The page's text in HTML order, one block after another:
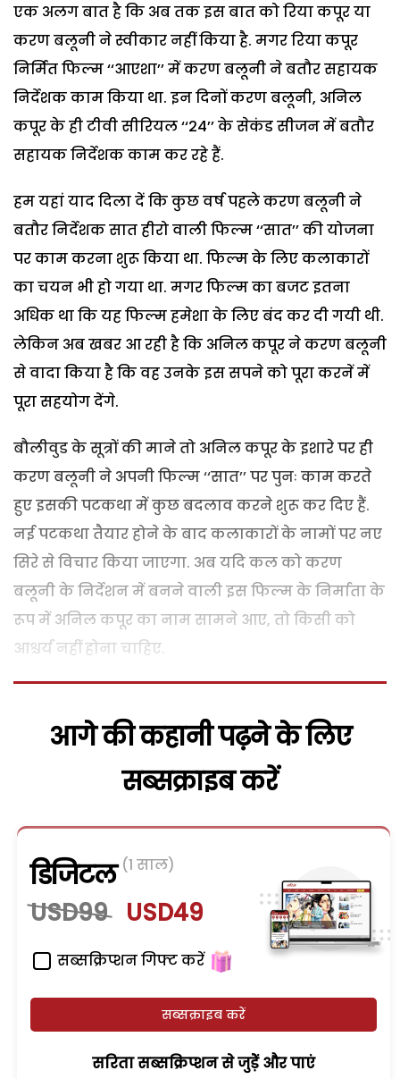
एक अलग बात है कि अब तक इस बात को रिया कपूर या
करण बलूनी ने स्वीकार नहीं किया है. मगर रिया कपूर
निर्मित फिल्म ‘‘आएशा’’ में करण बलूनी ने बतौर सहायक
निर्देशक काम किया था. इन दिनों करण बलूनी, अनिल
कपूर के ही टीवी सीरियल ‘‘24’’ के सेकंड सीजन में बतौर
सहायक निर्देशक काम कर रहे हैं.
हम यहां याद दिला दें कि कुछ वर्ष पहले करण बलूनी ने
बतौर निर्देशक सात हीरो वाली फिल्म ‘‘सात’’ की योजना
पर काम करना शुरू किया था. फिल्म के लिए कलाकारों
का चयन भी हो गया था. मगर फिल्म का बजट इतना
अधिक था कि यह फिल्म हमेशा के लिए बंद कर दी गयी थी.
लेकिन अब खबर आ रही है कि अनिल कपूर ने करण बलूनी
से वादा किया है कि वह उनके इस सपने को पूरा करनें में
पूरा सहयोग देंगे.
बौलीवुड के सूत्रों की माने तो अनिल कपूर के इशारे पर ही
करण बलूनी ने अपनी फिल्म ‘‘सात’’ पर पुनः काम करते
हुए इसकी पटकथा में कुछ बदलाव करने शुरू कर दिए हैं.
नई पटकथा तैयार होने के बाद कलाकारों के नामों पर नए
सिरे से विचार किया जाएगा. अब यदि कल को करण
बलूनी के निर्देशन में बनने वाली इस फिल्म के निर्माता के
रूप में अनिल कपूर का नाम सामने आए, तो किसी को
आश्चर्य नहीं होना चाहिए.
आगे की कहानी पढ़ने के लिए
सब्सक्राइब करें
डिजिटल (1 साल)
USD99 USD49
सब्सक्रिप्शन गिफ्ट करें
सब्सक्राइब करें
सरिता सब्सक्रिप्शन से जुड़ेें और पाएं